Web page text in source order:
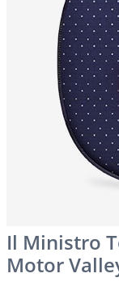
Il Ministro
Motor